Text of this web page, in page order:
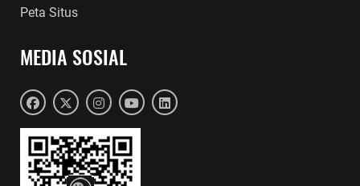
Peta Situs
MEDIA SOSIAL